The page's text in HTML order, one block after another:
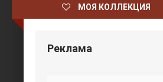
МОЯ КОЛЛЕКЦИЯ
Реклама